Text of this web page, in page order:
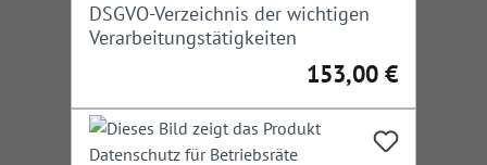
DSGVO-Verzeichnis der wichtigen
Verarbeitungstätigkeiten
Regulärer Preis:
153,00 €